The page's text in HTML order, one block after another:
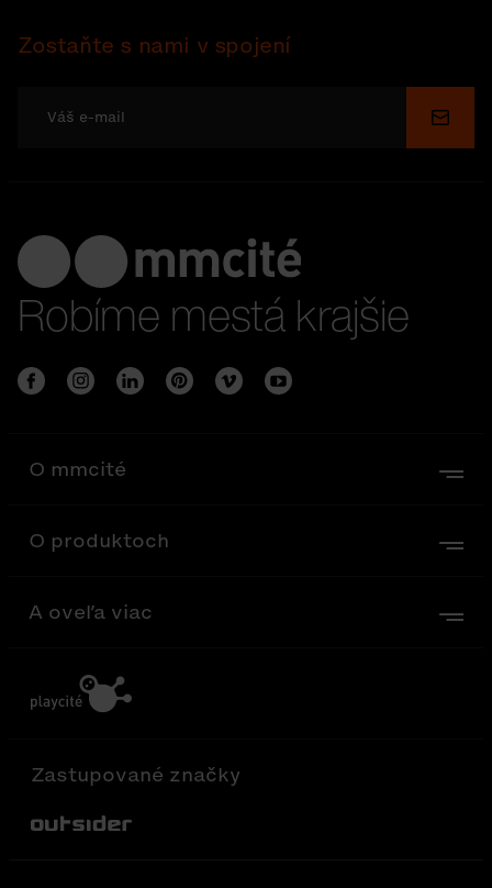
Zostaňte s nami v spojení
Robíme mestá krajšie
O mmcité
O produktoch
A oveľa viac
Zastupované značky
Out-Sider